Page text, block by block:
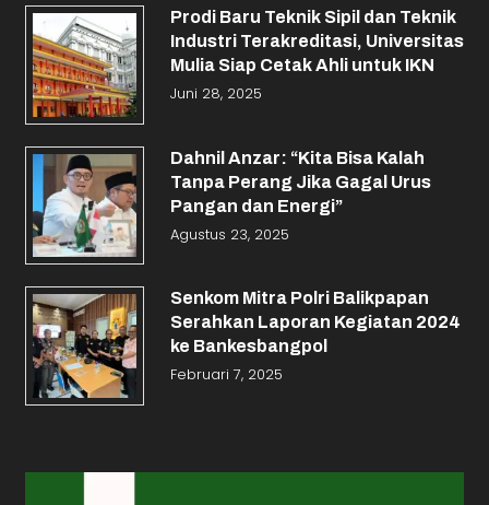
Prodi Baru Teknik Sipil dan Teknik
Industri Terakreditasi, Universitas
Mulia Siap Cetak Ahli untuk IKN
Juni 28, 2025
Dahnil Anzar: “Kita Bisa Kalah
Tanpa Perang Jika Gagal Urus
Pangan dan Energi”
Agustus 23, 2025
Senkom Mitra Polri Balikpapan
Serahkan Laporan Kegiatan 2024
ke Bankesbangpol
Februari 7, 2025